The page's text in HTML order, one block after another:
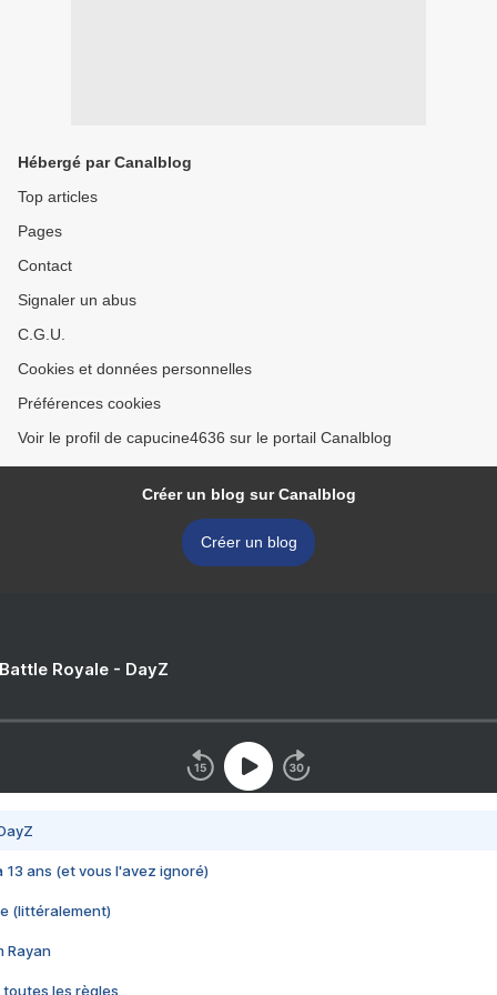
Hébergé par Canalblog
Top articles
Pages
Contact
Signaler un abus
C.G.U.
Cookies et données personnelles
Préférences cookies
Voir le profil de capucine4636 sur le portail Canalblog
Créer un blog sur Canalblog
Créer un blog
Royale - DayZ
13 ans (et vous l'avez ignoré)
(littéralement)
Rayan
toutes les règles